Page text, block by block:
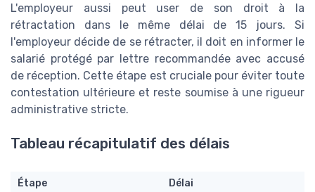
L'employeur aussi peut user de son droit à la
rétractation dans le même délai de 15 jours. Si
l'employeur décide de se rétracter, il doit en informer le
salarié protégé par lettre recommandée avec accusé
de réception. Cette étape est cruciale pour éviter toute
contestation ultérieure et reste soumise à une rigueur
administrative stricte.
Tableau récapitulatif des délais
Étape
Délai